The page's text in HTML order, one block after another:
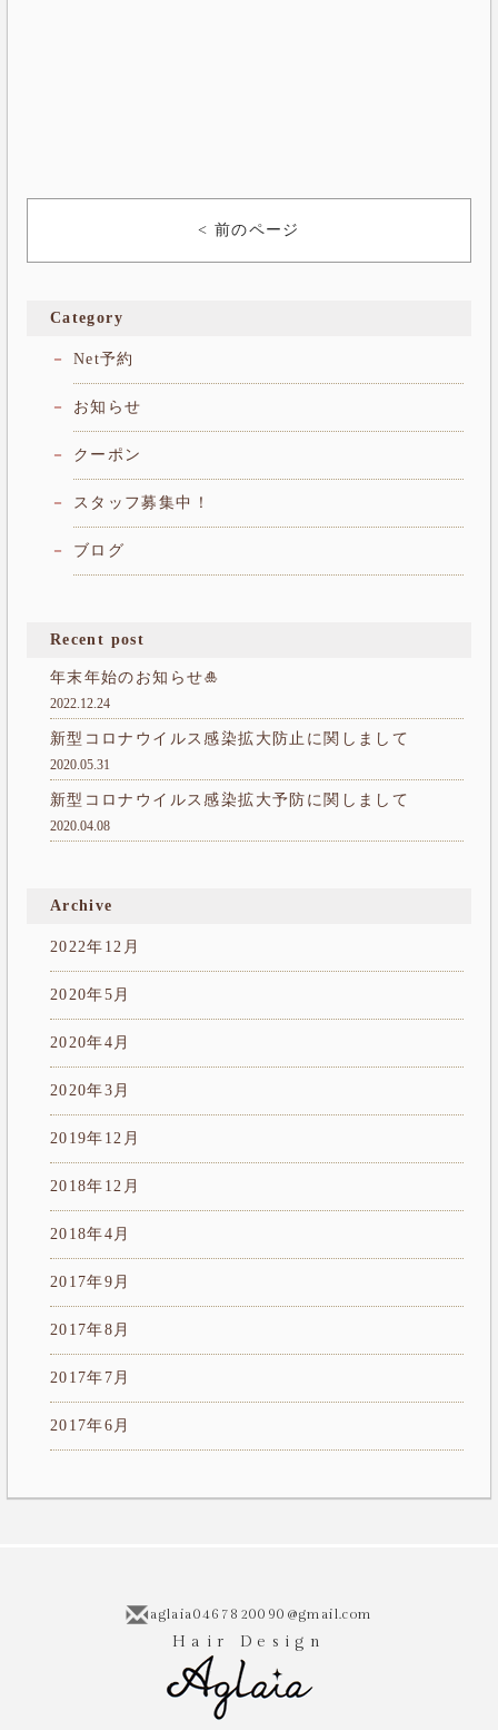
< 前のページ
Category
Net予約
お知らせ
クーポン
スタッフ募集中！
ブログ
Recent post
年末年始のお知らせ🎍
2022.12.24
新型コロナウイルス感染拡大防止に関しまして
2020.05.31
新型コロナウイルス感染拡大予防に関しまして
2020.04.08
Archive
2022年12月
2020年5月
2020年4月
2020年3月
2019年12月
2018年12月
2018年4月
2017年9月
2017年8月
2017年7月
2017年6月
aglaia0467820090@gmail.com
Hair Design